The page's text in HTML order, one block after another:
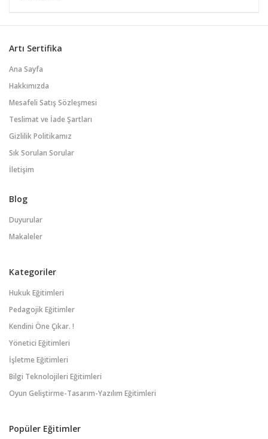
Artı Sertifika
Ana Sayfa
Hakkımızda
Mesafeli Satış Sözleşmesi
Teslimat ve İade Şartları
Gizlilik Politikamız
Sık Sorulan Sorular
İletişim
Blog
Duyurular
Makaleler
Kategoriler
Hukuk Eğitimleri
Pedagojik Eğitimler
Kendini Öne Çıkar. !
Yönetici Eğitimleri
İşletme Eğitimleri
Bilgi Teknolojileri Eğitimleri
Oyun Geliştirme-Tasarım-Yazılım Eğitimleri
Popüler Eğitimler